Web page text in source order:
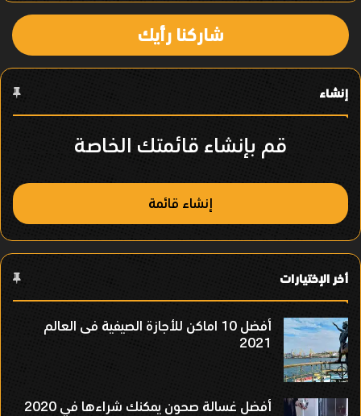
ا
ل
ع
ن
شاركنا رأيك
إنشاء
قم بإنشاء قائمتك الخاصة
إنشاء قائمة
أخر الإختيارات
أفضل 10 اماكن للأجازة الصيفية فى العالم
2021
أفضل غسالة صحون يمكنك شراءها في 2020